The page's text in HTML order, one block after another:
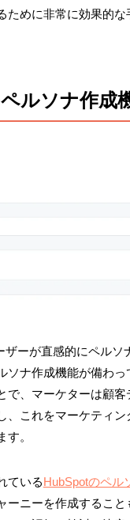
ために非常に効果的な
ルソナ作成
ザーが直感的にペルソ
ソナ作成機能が備わっ
で、マーケターは顧客
、これをマーケティン
す。
ているHubSpotのペル
ーニーを作成するこ